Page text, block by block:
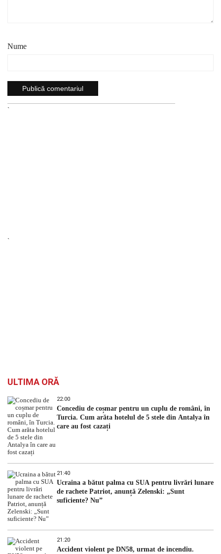
Nume
`
`
ULTIMA ORĂ
22:00
Concediu de coșmar pentru un cuplu de români, în
Turcia. Cum arăta hotelul de 5 stele din Antalya în
care au fost cazați
21:40
Ucraina a bătut palma cu SUA pentru livrări lunare
de rachete Patriot, anunță Zelenski: „Sunt
suficiente? Nu”
21:20
Accident violent pe DN58, urmat de incendiu.